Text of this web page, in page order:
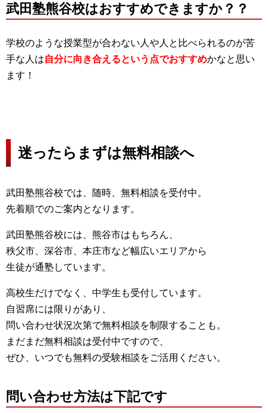
武田塾熊谷校はおすすめできますか？？
学校のような授業型が合わない人や人と比べられるのが苦
手な人は自分に向き合えるという点でおすすめかなと思い
ます！
迷ったらまずは無料相談へ
武田塾熊谷校では、随時、無料相談を受付中。
先着順でのご案内となります。
武田塾熊谷校には、熊谷市はもちろん、
秩父市、深谷市、本庄市など幅広いエリアから
生徒が通塾しています。
高校生だけでなく、中学生も受付しています。
自習席には限りがあり、
問い合わせ状況次第で無料相談を制限することも。
まだまだ無料相談は受付中ですので、
ぜひ、いつでも無料の受験相談をご活用ください。
問い合わせ方法は下記です